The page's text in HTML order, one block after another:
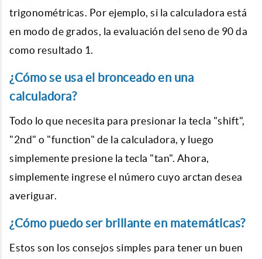
trigonométricas. Por ejemplo, si la calculadora está
en modo de grados, la evaluación del seno de 90 da
como resultado 1.
¿Cómo se usa el bronceado en una
calculadora?
Todo lo que necesita para presionar la tecla "shift",
"2nd" o "function" de la calculadora, y luego
simplemente presione la tecla "tan". Ahora,
simplemente ingrese el número cuyo arctan desea
averiguar.
¿Cómo puedo ser brillante en matemáticas?
Estos son los consejos simples para tener un buen